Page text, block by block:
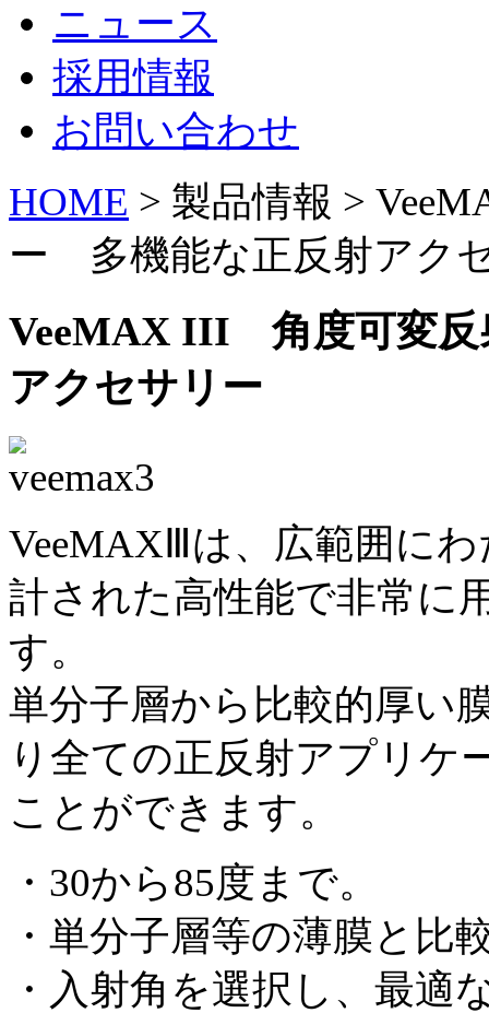
ニュース
採用情報
お問い合わせ
HOME > 製品情報 >
ー 多機能な正反射アク
VeeMAX III 角度可変
アクセサリー
VeeMAXⅢは、広範囲に
計された高性能で非常に
す。
単分子層から比較的厚い
り全ての正反射アプリケ
ことができます。
・30から85度まで。
・単分子層等の薄膜と比
・入射角を選択し、最適